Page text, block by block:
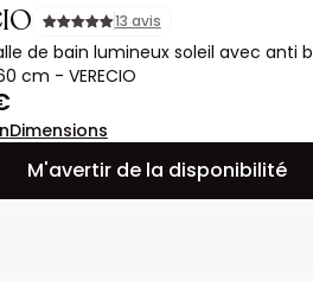
13 avis
de bain lumineux soleil avec anti
cm - VERECIO
Dimensions
M'avertir de la disponibilité